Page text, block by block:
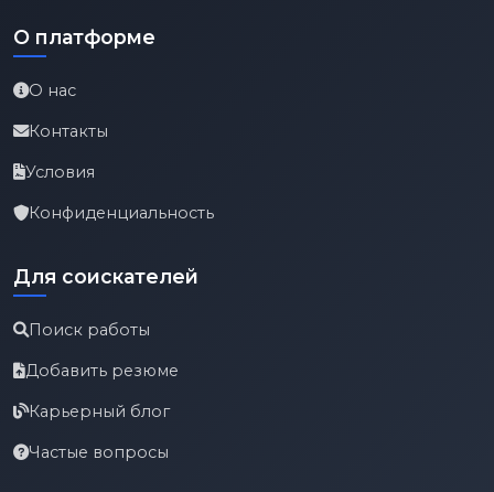
О платформе
О нас
Контакты
Условия
Конфиденциальность
Для соискателей
Поиск работы
Добавить резюме
Карьерный блог
Частые вопросы